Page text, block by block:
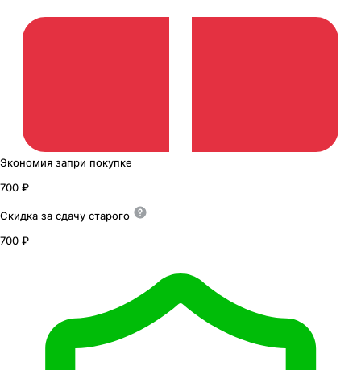
Экономия запри покупке
700 ₽
Скидка за сдачу старого
700 ₽